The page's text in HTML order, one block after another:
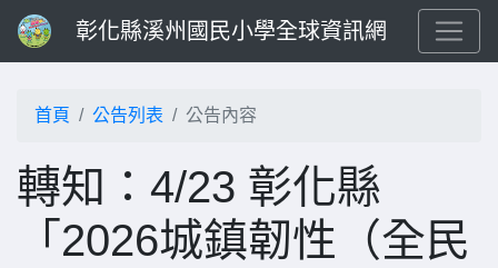
彰化縣溪州國民小學全球資訊網
首頁 公告列表 公告內容
轉知：4/23 彰化縣
「2026城鎮韌性（全民